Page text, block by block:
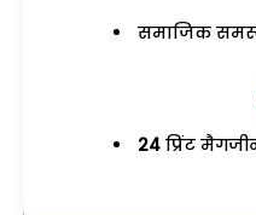
समाजिक
24 प्रिंट